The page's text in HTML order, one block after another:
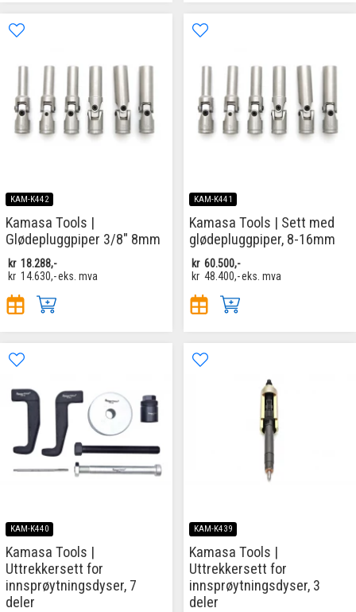
KAM-K442
Kamasa Tools |
Glødepluggpiper 3/8" 8mm
kr 18.288,-
kr 14.630,-eks. mva
KAM-K441
Kamasa Tools | Sett med
glødepluggpiper, 8-16mm
kr 60.500,-
kr 48.400,-eks. mva
KAM-K440
Kamasa Tools |
Uttrekkersett for
innsprøytningsdyser, 7
deler
KAM-K439
Kamasa Tools |
Uttrekkersett for
innsprøytningsdyser, 3
deler